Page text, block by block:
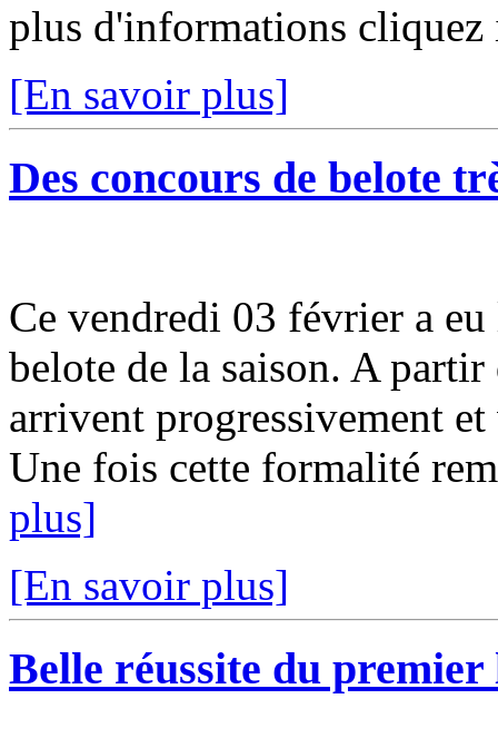
plus d'informations
[En savoir plus]
Des concours de belote
Ce vendredi 03 février a
belote de la saison. A
arrivent progressivement
Une fois cette formalité
plus]
[En savoir plus]
Belle réussite du premier